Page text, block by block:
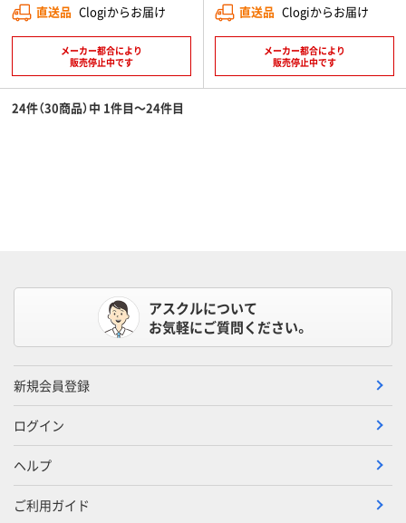
直送品 Clogiからお届け
メーカー都合により
販売停止中です
直送品 Clogiからお届け
メーカー都合により
販売停止中です
24件（30商品）中 1件目～24件目
アスクルについて
お気軽にご質問ください。
新規会員登録
ログイン
ヘルプ
ご利用ガイド